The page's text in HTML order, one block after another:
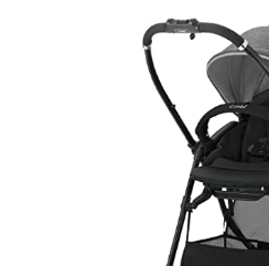
コンビのベビーカーのお手入れ
A型・B型などベビーカーについ
コンビのベビーカーの売れ筋ラ